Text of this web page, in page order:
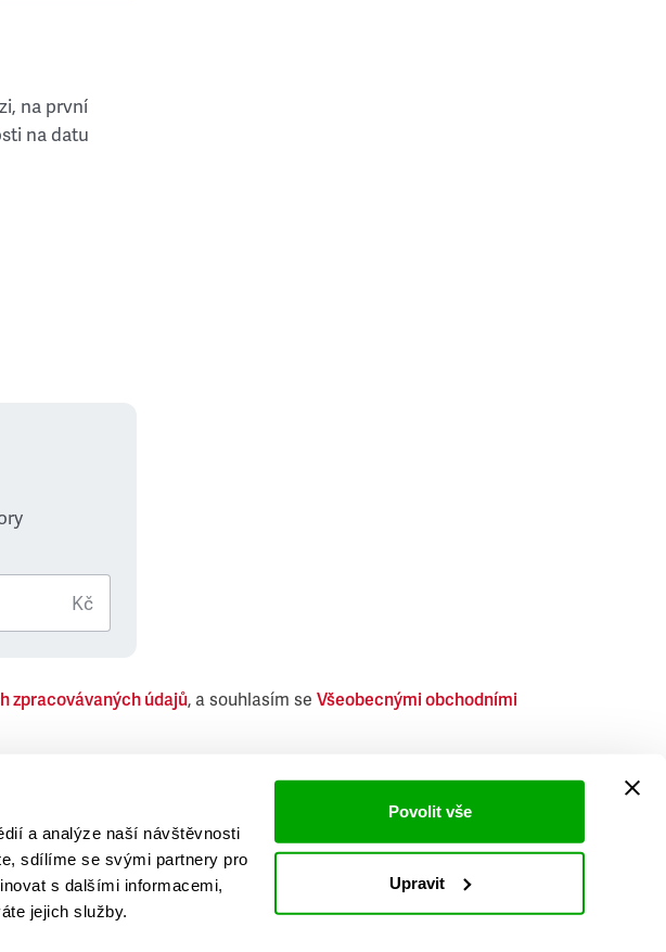
a analýze naší návštěvnosti
sdílíme se svými partnery pro
s dalšími informacemi,
jejich služby.
Povolit vše
Upravit
na první
na datu
Kč
zpracovávaných údajů, a souhlasím se Všeobecnými obchodními